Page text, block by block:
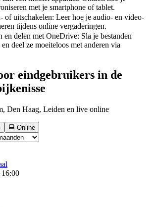
met je smartphone of tablet.
of uitschakelen: Leer hoe je audio- en video-
tijdens online vergaderingen.
en delen met OneDrive: Sla je bestanden
deel ze moeiteloos met anderen via
eindgebruikers in de
Den Haag, Leiden en live online
Online
16:00